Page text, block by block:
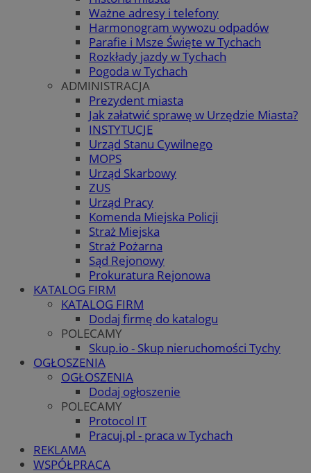
Ważne adresy i telefony
Harmonogram wywozu odpadów
Parafie i Msze Święte w Tychach
Rozkłady jazdy w Tychach
Pogoda w Tychach
ADMINISTRACJA
Prezydent miasta
Jak załatwić sprawę w Urzędzie Miasta?
INSTYTUCJE
Urząd Stanu Cywilnego
MOPS
Urząd Skarbowy
ZUS
Urząd Pracy
Komenda Miejska Policji
Straż Miejska
Straż Pożarna
Sąd Rejonowy
Prokuratura Rejonowa
KATALOG FIRM
KATALOG FIRM
Dodaj firmę do katalogu
POLECAMY
Skup.io - Skup nieruchomości Tychy
OGŁOSZENIA
OGŁOSZENIA
Dodaj ogłoszenie
POLECAMY
Protocol IT
Pracuj.pl - praca w Tychach
REKLAMA
WSPÓŁPRACA